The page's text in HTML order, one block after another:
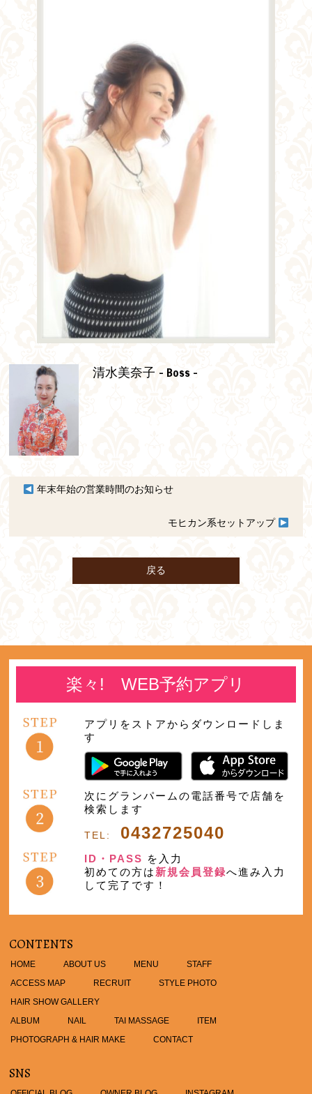
清水美奈子 - Boss -
年末年始の営業時間のお知らせ
モヒカン系セットアップ
戻る
楽々! WEB予約アプリ
アプリをストアからダウンロードしま
す
次にグランパームの電話番号で店舗を
検索します
TEL: 0432725040
ID・PASS を入力
初めての方は 新規会員登録へ進み入力
して完了です！
CONTENTS
HOME ABOUT US MENU
STAFF
ACCESS MAP
RECRUIT
STYLE PHOTO
HAIR SHOW GALLERY
ALBUM
NAIL TAI MASSAGE
ITEM
PHOTOGRAPH & HAIR MAKE
CONTACT
SNS